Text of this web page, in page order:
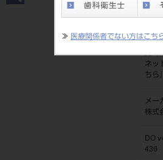
≫ 医療関係者でない方はこち
標準
価格
覧く
ネッ
ちら
メー
株式
DO
436